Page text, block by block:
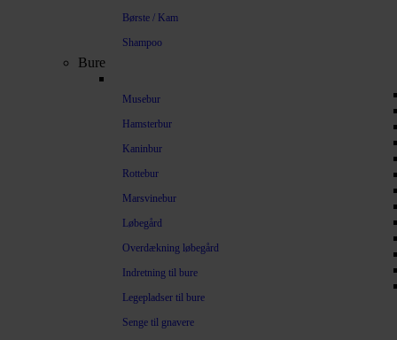
Børste / Kam
Shampoo
Bure
Musebur
Hamsterbur
Kaninbur
Rottebur
Marsvinebur
Løbegård
Overdækning løbegård
Indretning til bure
Legepladser til bure
Senge til gnavere